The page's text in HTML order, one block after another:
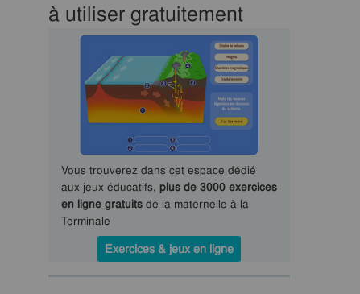
à utiliser gratuitement
Vous trouverez dans cet espace dédié
aux jeux éducatifs, plus de 3000 exercices
en ligne gratuitsde la maternelle à la
Terminale
Exercices & jeux en ligne